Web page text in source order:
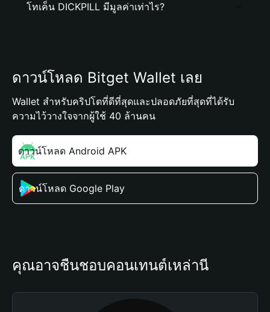
โทเค็น DICKPILL มีมูลค่าเท่าไร?
ดาวน์โหลด Bitget Wallet เลย
Wallet สำหรับคริปโตที่ดีที่สุดและปลอดภัยที่สุดที่ได้รับ
ความไว้วางใจจากผู้ใช้ 40 ล้านคน
ดาวน์โหลด Android APK
ดาวน์โหลด Google Play
คุณอาจชื่นชอบคอนเทนต์เหล่านี้